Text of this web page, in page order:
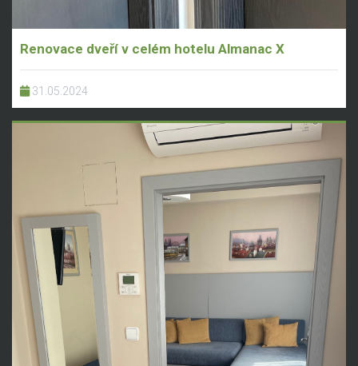
Renovace dveří v celém hotelu Almanac X
31.05.2024